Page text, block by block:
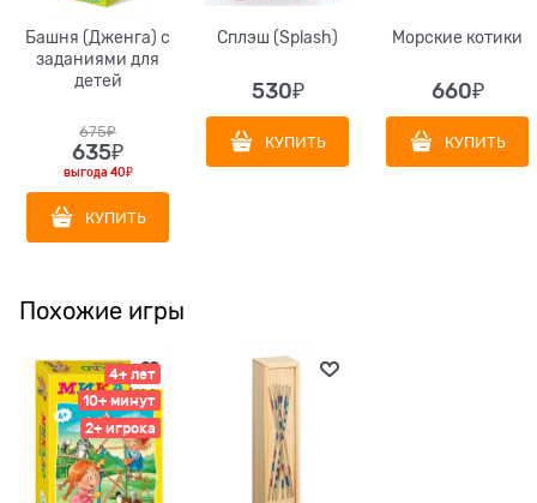
Башня (Дженга) с
заданиями для
детей
675₽
635₽
выгода 40₽
КУПИТЬ
Сплэш (Splash)
530₽
КУПИТЬ
Морские котики
660₽
КУПИТЬ
Похожие игры
4+ лет
10+ минут
2+ игрока